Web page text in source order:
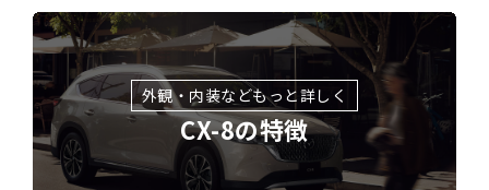
外観・内装などもっと詳しく
CX-8の特徴